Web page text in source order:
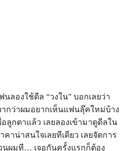
นลองใช้ดีล “วงใน” บอกเลยว่า
ากว่าผมอยากเห็นแฟนลุ๊คใหม่บ้าง
ลูกตาแล้ว เลยลองเข้ามาดูดีลใน
าน่าสนใจเลยทีเดียว เลยจัดการ
ผมที… เจอกันครั้งแรกก็ต้อง